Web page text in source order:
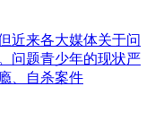
近来各大媒体关于问
问题青少年的现状严
、自杀案件